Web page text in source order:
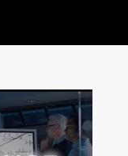
EOS
nhựa PEEK EXT 220
SYSTEM